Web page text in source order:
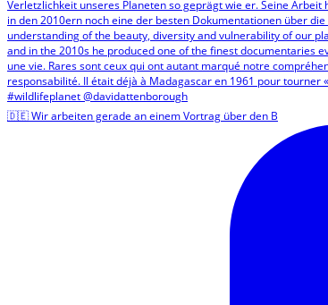
🇩🇪 Wir arbeiten gerade an einem Vortrag über den B